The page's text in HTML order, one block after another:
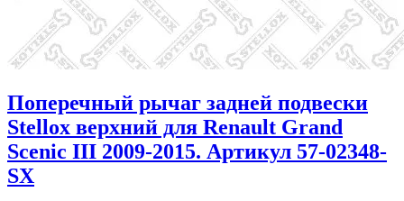
Поперечный рычаг задней подвески
Stellox верхний для Renault Grand
Scenic III 2009-2015. Артикул 57-02348-
SX